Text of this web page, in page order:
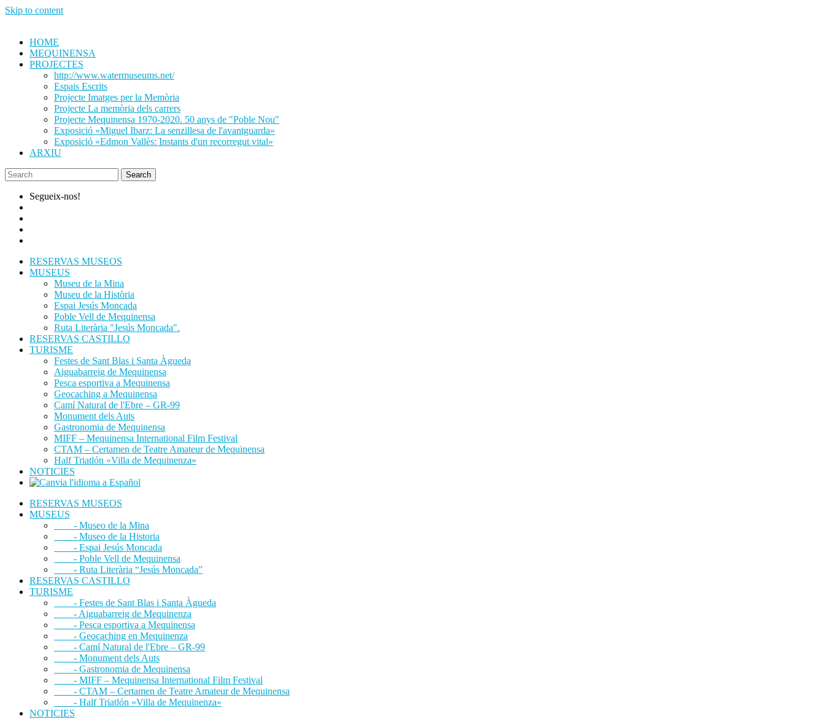
Skip to content
HOME
MEQUINENSA
PROJECTES
http://www.watermuseums.net/
Espais Escrits
Projecte Imatges per la Memòria
Projecte La memòria dels carrers
Projecte Mequinensa 1970-2020. 50 anys de "Poble Nou"
Exposició «Miguel Ibarz: La senzillesa de l'avantguarda»
Exposició «Edmon Vallès: Instants d'un recorregut vital»
ARXIU
Segueix-nos!
RESERVAS MUSEOS
MUSEUS
Museu de la Mina
Museu de la Història
Espai Jesús Moncada
Poble Vell de Mequinensa
Ruta Literària "Jesús Moncada".
RESERVAS CASTILLO
TURISME
Festes de Sant Blas i Santa Àgueda
Aiguabarreig de Mequinensa
Pesca esportiva a Mequinensa
Geocaching a Mequinensa
Camí Natural de l'Ebre – GR-99
Monument dels Auts
Gastronomia de Mequinensa
MIFF – Mequinensa International Film Festival
CTAM – Certamen de Teatre Amateur de Mequinensa
Half Triatlón «Villa de Mequinenza»
NOTICIES
RESERVAS MUSEOS
MUSEUS
- Museo de la Mina
- Museo de la Historia
- Espai Jesús Moncada
- Poble Vell de Mequinensa
- Ruta Literària “Jesús Moncada”
RESERVAS CASTILLO
TURISME
- Festes de Sant Blas i Santa Àgueda
- Aiguabarreig de Mequinenza
- Pesca esportiva a Mequinensa
- Geocaching en Mequinenza
- Camí Natural de l'Ebre – GR-99
- Monument dels Auts
- Gastronomia de Mequinensa
- MIFF – Mequinensa International Film Festival
- CTAM – Certamen de Teatre Amateur de Mequinensa
- Half Triatlón «Villa de Mequinenza»
NOTICIES